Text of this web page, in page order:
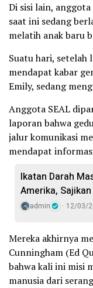
Di sisi lain,
saat ini sedang
melatih anak baru
Suatu hari, setelah
mendapat kabar
Emily, sedang
Anggota SEAL
laporan bahwa
jalur komunikasi
mendapat
Ikatan Darah
Amerika,
admin 12/03/
Mereka akhirnya
Cunningham (Ed
bahwa kali ini misi
manusia dari